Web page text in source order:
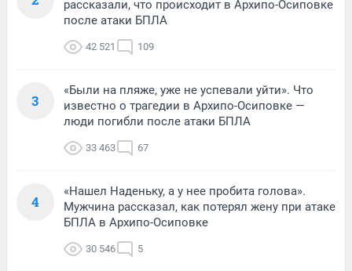
рассказали, что происходит в Архипо-Осиповке
после атаки БПЛА
42 521 109
3
«Были на пляже, уже не успевали уйти». Что
известно о трагедии в Архипо-Осиповке —
люди погибли после атаки БПЛА
33 463 67
4
«Нашел Наденьку, а у нее пробита голова».
Мужчина рассказал, как потерял жену при атаке
БПЛА в Архипо-Осиповке
30 546 5